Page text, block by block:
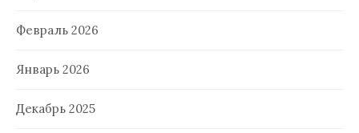
Февраль 2026
Январь 2026
Декабрь 2025